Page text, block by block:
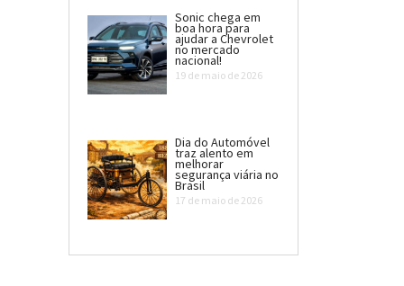
Sonic chega em
boa hora para
ajudar a Chevrolet
no mercado
nacional!
19 de maio de 2026
Dia do Automóvel
traz alento em
melhorar
segurança viária no
Brasil
17 de maio de 2026